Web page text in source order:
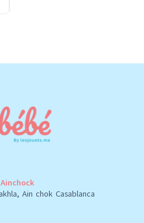
Ain chok Casablanca